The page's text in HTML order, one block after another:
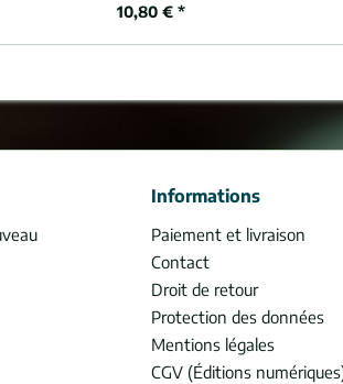
10,80 € *
Informations
Paiement et livraison
Contact
Droit de retour
Protection des données
Mentions légales
CGV (Éditions